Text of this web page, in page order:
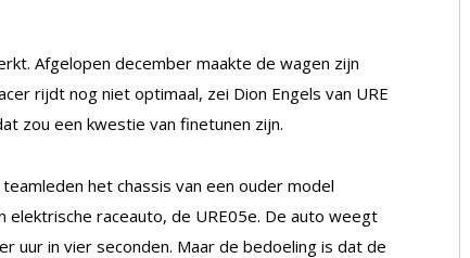
Afgelopen december maakte de wagen zijn
rijdt nog niet optimaal, zei Dion Engels van URE
zou een kwestie van finetunen zijn.
het chassis van een ouder model
raceauto, de URE05e. De auto weegt
uur in vier seconden. Maar de bedoeling is dat de